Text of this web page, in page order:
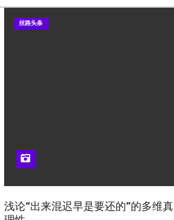
丝路头条
浅论“出来混迟早是要还的”的多维真